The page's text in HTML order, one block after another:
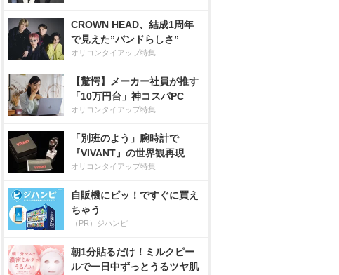
CROWN HEAD、結成1周年
で見えた”バンドらしさ”
オリコンタイアップ特集
【驚愕】メーカー社員が推す
「10万円台」神コスパPC
オリコンタイアップ特集
「別班のよう」腕時計で
『VIVANT』の世界観再現
オリコンタイアップ特集
自販機にピッ！ですぐに買え
ちゃう
（PR）ジハンピ
朝1分貼るだけ！ミルクピー
ルで一日中ずっとうるツヤ肌